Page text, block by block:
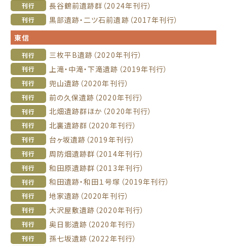
刊行 長谷鶴前遺跡群（2024年刊行）
刊行
黒部遺跡・二ツ石前遺跡（2017年刊行）
東信
刊行 三枚平B遺跡（2020年刊行）
刊行 上滝・中滝・下滝遺跡（2019年刊行）
刊行 兜山遺跡（2020年刊行）
刊行 前の久保遺跡（2020年刊行）
刊行 北畑遺跡群ほか（2020年刊行）
刊行 北裏遺跡群（2020年刊行）
刊行 台ヶ坂遺跡（2019年刊行）
刊行 周防畑遺跡群（2014年刊行）
刊行 和田原遺跡群（2013年刊行）
刊行 和田遺跡・和田１号塚（2019年刊行）
刊行 地家遺跡（2020年刊行）
刊行 大沢屋敷遺跡（2020年刊行）
刊行 奥日影遺跡（2020年刊行）
刊行 孫七坂遺跡（2022年刊行）